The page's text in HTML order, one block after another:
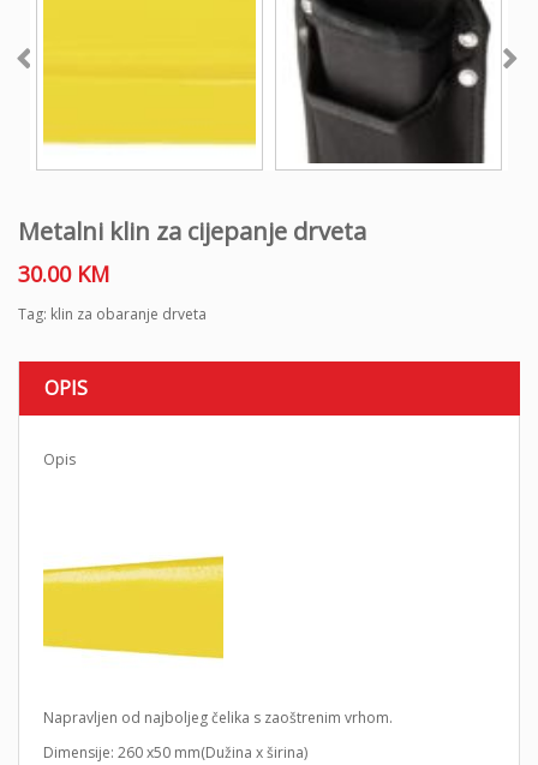
Metalni klin za cijepanje drveta
30.00 KM
Tag: klin za obaranje drveta
OPIS
Opis
Napravljen od najboljeg čelika s zaoštrenim vrhom.
Dimensije: 260 x50 mm(Dužina x širina)